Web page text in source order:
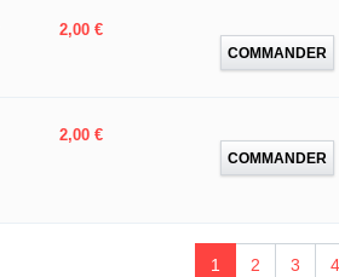
Prix
2,00 €
COMMANDER
Prix
2,00 €
COMMANDER
1 2 3 4